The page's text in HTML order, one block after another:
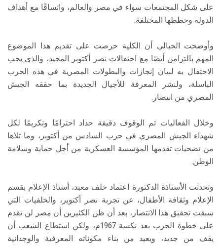
على شكل المجتمعات سواء في مصر والعالم، واتساقًا مع أهداف
الدولة وخططها المختلفة.
وأوضحت الجبالي أن الكلية حرصت على تقديم هذا الموضوع
المهم بالتزامن أيضًا مع احتفالات نصر أكتوبر المجيد، والذي يجب
الاحتفال به لبيان إنجازات والبطولات المصرية في هذه الحرب
الباسلة، ولنشر المعرفة للأجيال الجديدة بما حققه الجيش
المصري من انتصار.
وخلال الفعاليات تم الوقوف دقيقة حداد احترامًا وتكريمًا لكل
شهداء الجيش المصري في حرب السادس من أكتوبر، وما تلاها
من تضحيات تقدمها المؤسسة العسكرية من أجل حماية وسلامة
الوطن.
وتحدثت الأستاذة الدكتورة اعتماد خلف معبد، أستاذ الإعلام بقسم
الإعلام وثقافة الأطفال، عن تجربة نصر أكتوبر، والخلفيات التي
سبقت تحقيق هذا الانتصار، بعد أن ظن الكثيرين أن مصر لن تقدم
على خطوة الحرب بعد نكسة 1967م، ولكن استطاع الشعب أن
يقف من جديد، ويعيد من بناء مكوناته المعرفية والوجدانية